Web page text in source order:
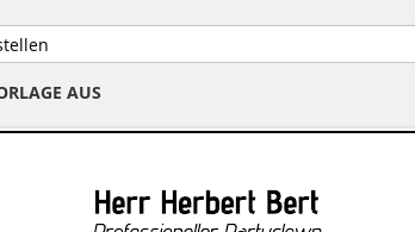
AUS